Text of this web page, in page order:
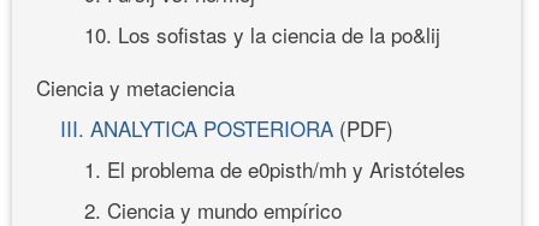
10. Los sofistas y la ciencia de la po&lij
Ciencia y metaciencia
III. ANALYTICA POSTERIORA (PDF)
1. El problema de e0pisth/mh y Aristóteles
2. Ciencia y mundo empírico